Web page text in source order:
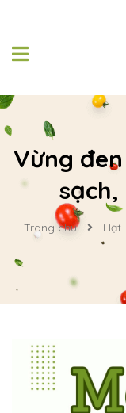
Vừng
Trang chủ Hạt